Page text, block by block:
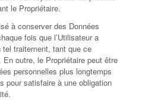
le Propriétaire.
à conserver des Données
fois que l’Utilisateur a
traitement, tant que ce
outre, le Propriétaire peut être
personnelles plus longtemps
pour satisfaire à une obligation